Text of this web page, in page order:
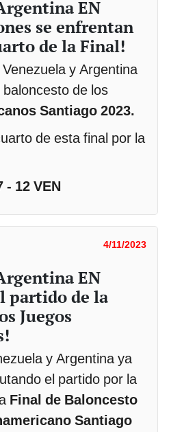
EN
se enfrentan
de la Final!
y Argentina
de los
Santiago 2023.
de esta final por la
- 12 VEN
4/11/2023
EN
partido de la
Juegos
y Argentina ya
el partido por la
Final de Baloncesto
Santiago